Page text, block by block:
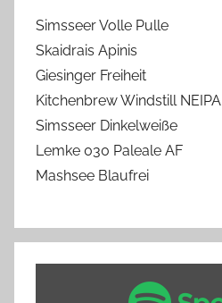
Simsseer Volle Pulle
Skaidrais Apinis
Giesinger Freiheit
Kitchenbrew Windstill NEIPA
Simsseer Dinkelweiße
Lemke 030 Paleale AF
Mashsee Blaufrei